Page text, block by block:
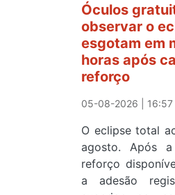
Óculos
observar o
esgotam em
horas após
reforço
05-08-2026 | 16:57
O eclipse total
agosto. Após
reforço
a adesão